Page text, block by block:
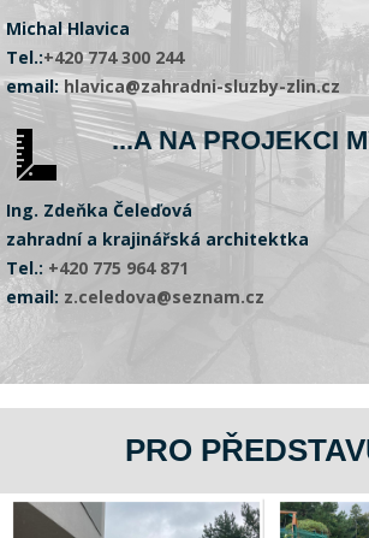
Michal Hlavica
Tel.:+420 774 300 244
email: hlavica@zahradni-sluzby-zlin.cz
...A NA PROJEKCI
Ing. Zdeňka Čeleďová
zahradní a krajinářská architektka
Tel.: +420 775 964 871
email: z.celedova@seznam.cz
PRO